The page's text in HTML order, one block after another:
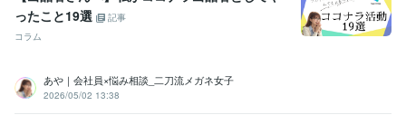
ったこと19選
記事
コラム
あや｜会社員×悩み相談_二刀流メガネ女子
2026/05/02 13:38